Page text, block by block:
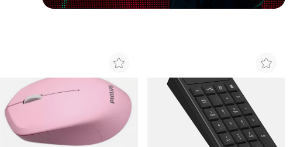
Precio más alto
Mayor descuento
Menor descuento
Más reciente
Menos reciente